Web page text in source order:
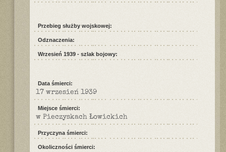
Przebieg służby wojskowej:
Odznaczenia:
Wrzesień 1939 - szlak bojowy:
Data śmierci:
17 wrzesień 1939
Miejsce śmierci:
w Pieczyskach Łowickich
Przyczyna śmierci:
Okoliczności śmierci: